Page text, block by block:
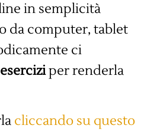
in semplicità
da computer, tablet
ci
per renderla
cliccando su questo